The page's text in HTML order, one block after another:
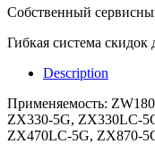
Собственный
Гибкая система
Description
Применяемость:
ZX330-5G, ZX330LC-
ZX470LC-5G, ZX870-